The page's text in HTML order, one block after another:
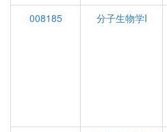
008185
分子生物学I